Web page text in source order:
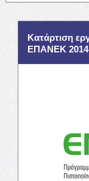
Κατάρτιση
ΕΠΑΝΕΚ